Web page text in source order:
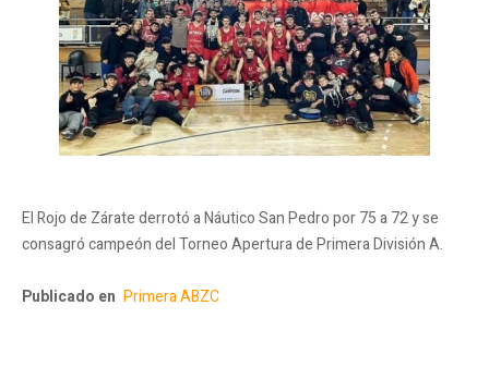
El Rojo de Zárate derrotó a Náutico San Pedro por 75 a 72 y se
consagró campeón del Torneo Apertura de Primera División A.
Publicado en Primera ABZC